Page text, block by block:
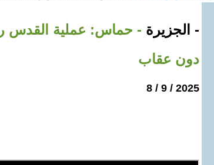
- الجزيرة - حماس: عملية القدس
دون عقاب
2025 / 9 / 8